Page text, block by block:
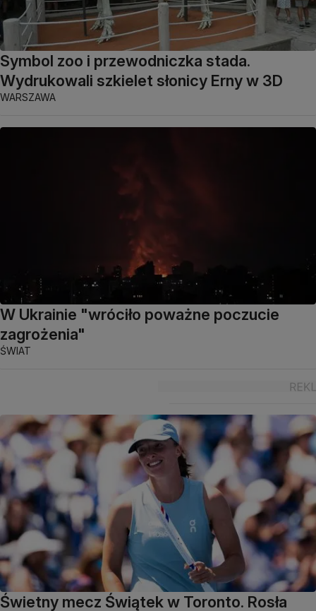
Symbol zoo i przewodniczka stada.
Wydrukowali szkielet słonicy Erny w 3D
WARSZAWA
W Ukrainie "wróciło poważne poczucie
zagrożenia"
ŚWIAT
Świetny mecz Świątek w Toronto. Rosła